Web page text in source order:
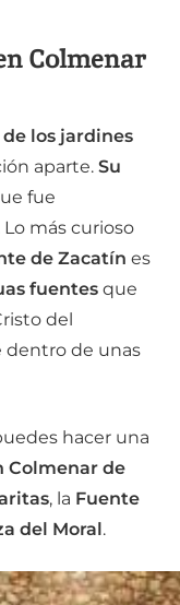
Colmenar
los jardines
aparte. Su
fue
más curioso
de Zacatín es
fuentes que
del
dentro de unas
hacer una
Colmenar de
, la Fuente
del Moral.